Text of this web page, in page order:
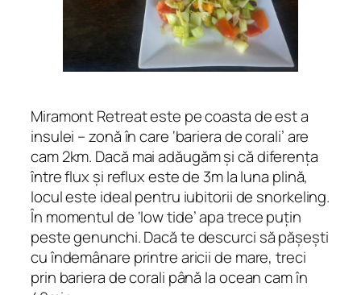
Miramont Retreat este pe coasta de est a
insulei – zonă în care ‘bariera de corali’ are
cam 2km. Dacă mai adăugăm și că diferența
între flux și reflux este de 3m la luna plină,
locul este ideal pentru iubitorii de snorkeling.
În momentul de ‘low tide’ apa trece puțin
peste genunchi. Dacă te descurci să pășești
cu îndemânare printre aricii de mare, treci
prin bariera de corali până la ocean cam în